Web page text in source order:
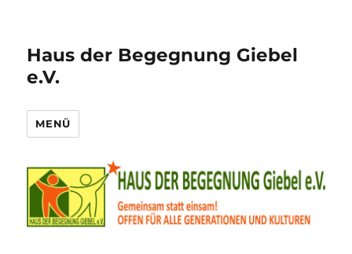
Haus der Begegnung Giebel
e.V.
MENÜ